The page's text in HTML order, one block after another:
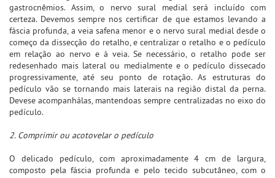
gastrocnêmios. Assim, o nervo sural medial será incluído com
certeza. Devemos sempre nos certificar de que estamos levando a
fáscia profunda, a veia safena menor e o nervo sural medial desde o
começo da dissecção do retalho, e centralizar o retalho e o pedículo
em relação ao nervo e à veia. Se necessário, o retalho pode ser
redesenhado mais lateral ou medialmente e o pedículo dissecado
progressivamente, até seu ponto de rotação. As estruturas do
pedículo vão se tornando mais laterais na região distal da perna.
Devese acompanhálas, mantendoas sempre centralizadas no eixo do
pedículo.
2. Comprimir ou acotovelar o pedículo
O delicado pedículo, com aproximadamente 4 cm de largura,
composto pela fáscia profunda e pelo tecido subcutâneo, com o